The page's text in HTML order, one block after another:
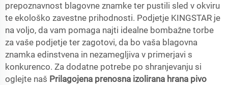
prepoznavnost blagovne znamke ter pustili sled v okviru
te ekološko zavestne prihodnosti. Podjetje KINGSTAR je
na voljo, da vam pomaga najti idealne bombažne torbe
za vaše podjetje ter zagotovi, da bo vaša blagovna
znamka edinstvena in nezamegljiva v primerjavi s
konkurenco. Za dodatne potrebe po shranjevanju si
oglejte naš Prilagojena prenosna izolirana hrana pivo